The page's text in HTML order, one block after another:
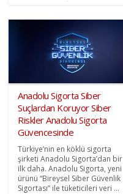
Anadolu Sigorta Siber
Suçlardan Koruyor Siber
Riskler Anadolu Sigorta
Güvencesinde
Türkiye’nin en köklü sigorta
şirketi Anadolu Sigorta’dan bir
ilk daha. Anadolu Sigorta, yeni
ürünü “Bireysel Siber Güvenlik
Sigortası” ile tüketicileri veri ...